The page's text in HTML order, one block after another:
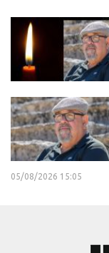
05/08/2026 15:05